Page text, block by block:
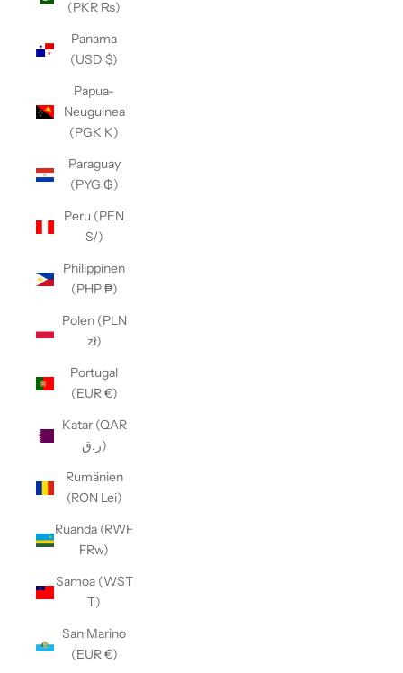
(PKR ₨)
Panama
(USD $)
Papua-
Neuguinea
(PGK K)
Paraguay
(PYG ₲)
Peru (PEN
S/)
Philippinen
(PHP ₱)
Polen (PLN
zł)
Portugal
(EUR €)
Katar (QAR
ر.ق)
Rumänien
(RON Lei)
Ruanda (RWF
FRw)
Samoa (WST
T)
San Marino
(EUR €)